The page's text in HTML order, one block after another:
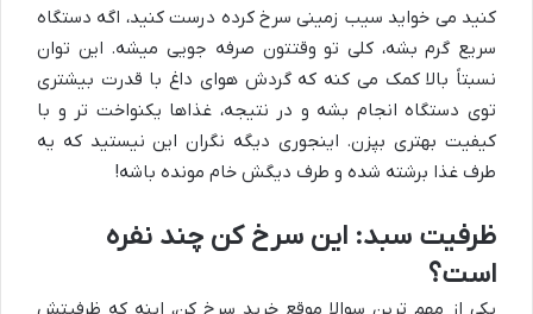
کنید می خواید سیب زمینی سرخ کرده درست کنید، اگه دستگاه
سریع گرم بشه، کلی تو وقتتون صرفه جویی میشه. این توان
نسبتاً بالا کمک می کنه که گردش هوای داغ با قدرت بیشتری
توی دستگاه انجام بشه و در نتیجه، غذاها یکنواخت تر و با
کیفیت بهتری بپزن. اینجوری دیگه نگران این نیستید که یه
طرف غذا برشته شده و طرف دیگش خام مونده باشه!
ظرفیت سبد: این سرخ کن چند نفره
است؟
یکی از مهم ترین سوالا موقع خرید سرخ کن، اینه که ظرفیتش